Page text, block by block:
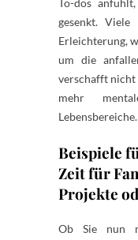
gesenkt. Viele
Erleichterung,
um die
verschafft nicht
mehr
Lebensbereiche.
Beispiele
Zeit für
Projekte
Ob Sie nun